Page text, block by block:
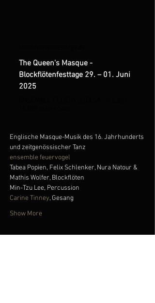
The Queen's Masque -
Blockflötenfesttage 29. – 01. Juni
2025
Englische Masque-Musik des 16. Jahrhunderts
und zeitgenössischer Tanz
ensemble feuervogel
Tabea Popien, Felix Schlenker, Nura Natour &
Mathis Wolfer, Blockflöten
Min-Tzu Lee, Percussion
Carine Tinney, Gesang
Show More